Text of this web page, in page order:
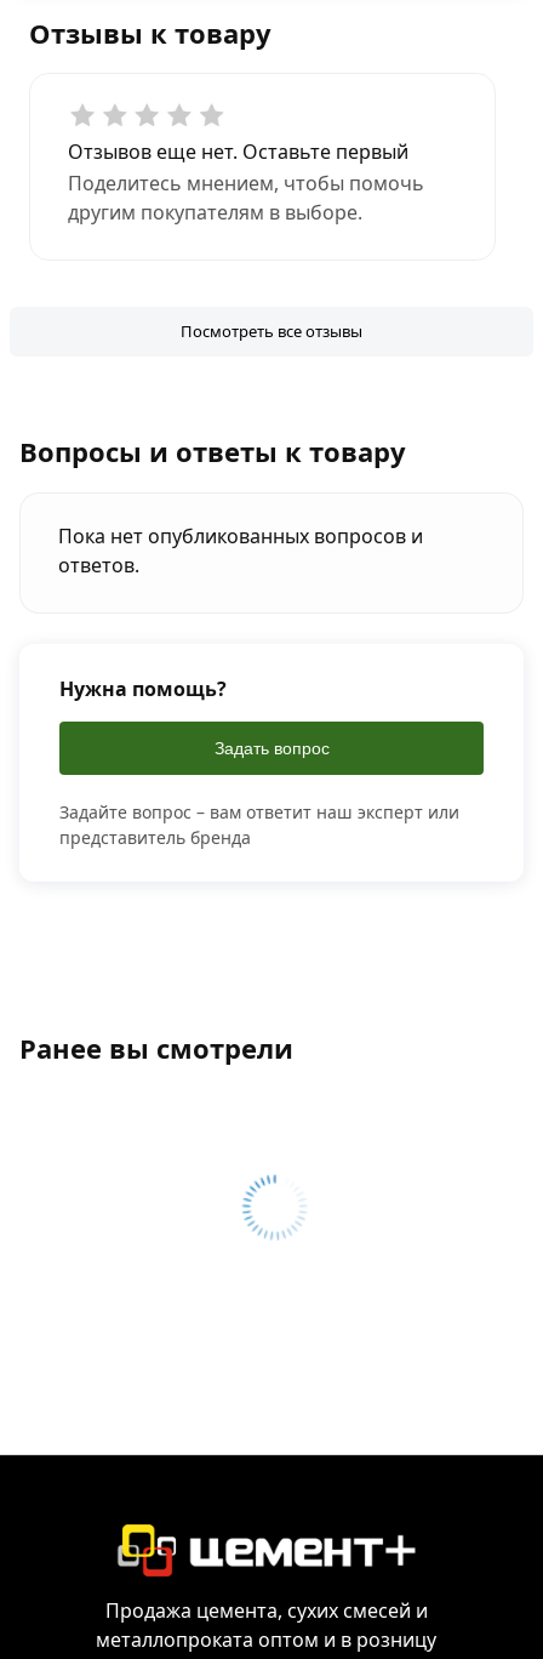
Отзывы к товару
Отзывов еще нет. Оставьте первый
Поделитесь мнением, чтобы помочь
другим покупателям в выборе.
Посмотреть все отзывы
Вопросы и ответы к товару
Пока нет опубликованных вопросов и
ответов.
Нужна помощь?
Задать вопрос
Задайте вопрос – вам ответит наш эксперт или
представитель бренда
Ранее вы смотрели
Продажа цемента, сухих смесей и
металлопроката оптом и в розницу